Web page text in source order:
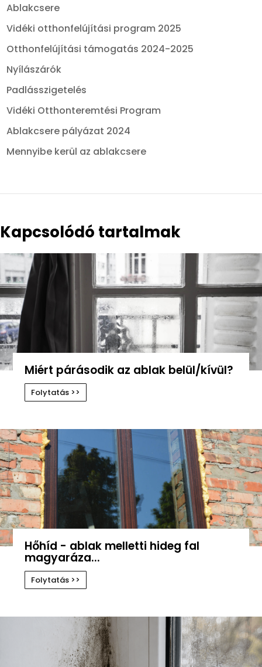
Ablakcsere
Vidéki otthonfelújítási program 2025
Otthonfelújítási támogatás 2024-2025
Nyílászárók
Padlásszigetelés
Vidéki Otthonteremtési Program
Ablakcsere pályázat 2024
Mennyibe kerül az ablakcsere
Kapcsolódó tartalmak
Miért párásodik az ablak belül/kívül?
Folytatás >>
Hőhíd - ablak melletti hideg fal
magyaráza...
Folytatás >>